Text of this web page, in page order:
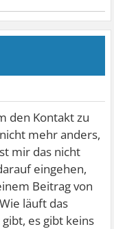
den Kontakt zu
mehr anders,
mir das nicht
eingehen,
Beitrag von
läuft das
es gibt keins